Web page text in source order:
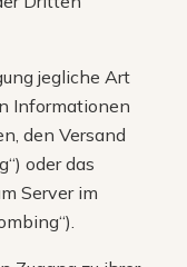
jegliche Art
Informationen
den Versand
oder das
Server im